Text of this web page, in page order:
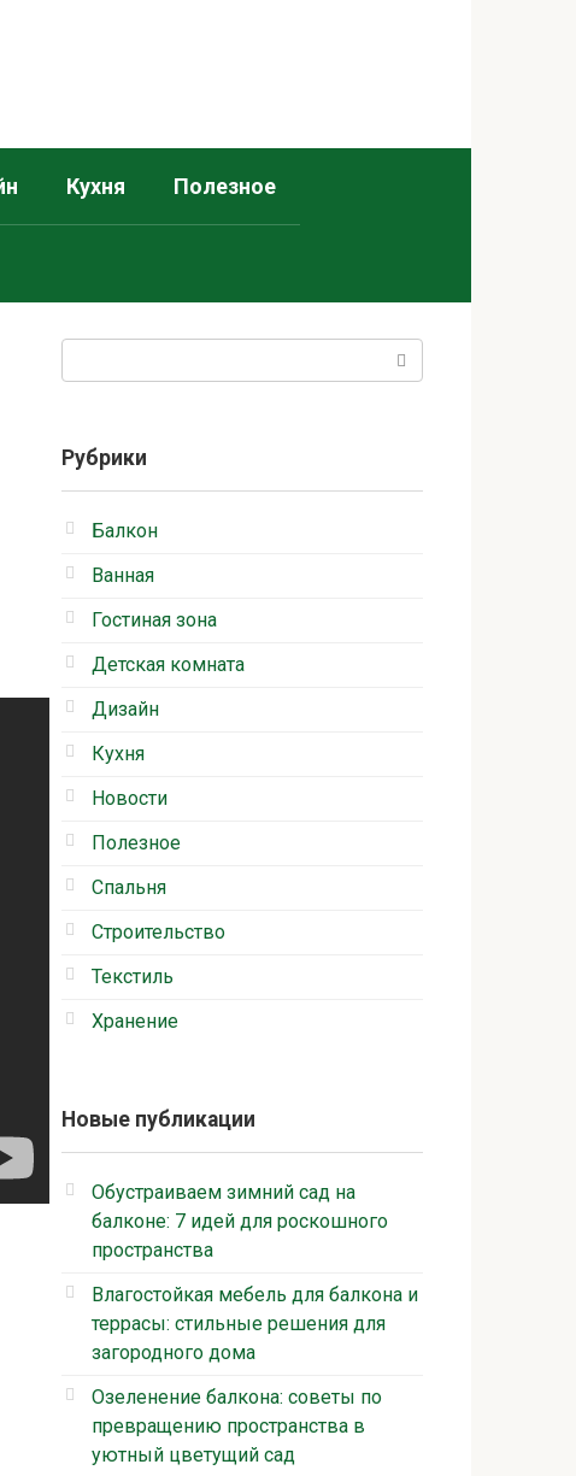
Кухня Полезное
Рубрики
Балкон
Ванная
Гостиная зона
Детская комната
Дизайн
Кухня
Новости
Полезное
Спальня
Строительство
Текстиль
Хранение
Новые публикации
Обустраиваем зимний сад на
балконе: 7 идей для роскошного
пространства
Влагостойкая мебель для балкона и
террасы: стильные решения для
загородного дома
Озеленение балкона: советы по
превращению пространства в
уютный цветущий сад